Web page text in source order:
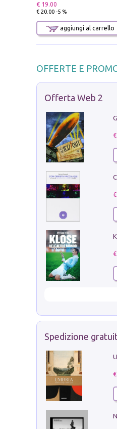
€ 19.00
€ 20.00 -5 %
aggiungi al carrello
OFFERTE E
Offerta Web 2
Spedizione